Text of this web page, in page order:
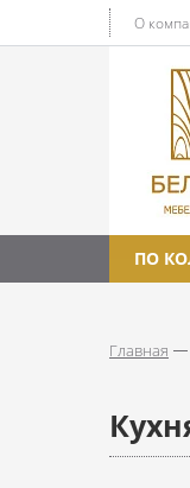
О
ПО
Главная